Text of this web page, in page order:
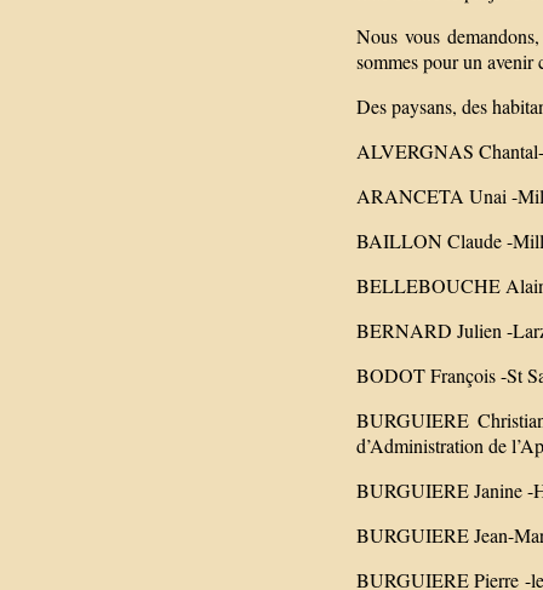
Nous vous
sommes pour un
Des paysans, des
ALVERGNAS
ARANCETA Unai -
BAILLON Claude -
BELLEBOUCHE
BERNARD Julien -
BODOT François -St
BURGUIERE
d’Administration de
BURGUIERE Janine -
BURGUIERE Jean-
BURGUIERE Pierre -